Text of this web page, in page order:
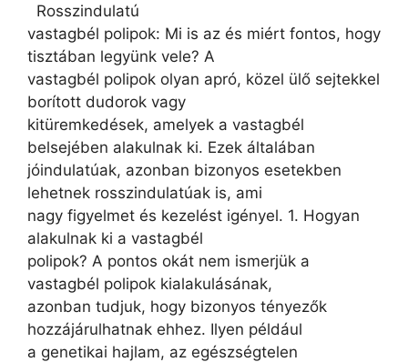
Rosszindulatú
vastagbél polipok: Mi is az és miért fontos, hogy
tisztában legyünk vele? A
vastagbél polipok olyan apró, közel ülő sejtekkel
borított dudorok vagy
kitüremkedések, amelyek a vastagbél
belsejében alakulnak ki. Ezek általában
jóindulatúak, azonban bizonyos esetekben
lehetnek rosszindulatúak is, ami
nagy figyelmet és kezelést igényel. 1. Hogyan
alakulnak ki a vastagbél
polipok? A pontos okát nem ismerjük a
vastagbél polipok kialakulásának,
azonban tudjuk, hogy bizonyos tényezők
hozzájárulhatnak ehhez. Ilyen például
a genetikai hajlam, az egészségtelen